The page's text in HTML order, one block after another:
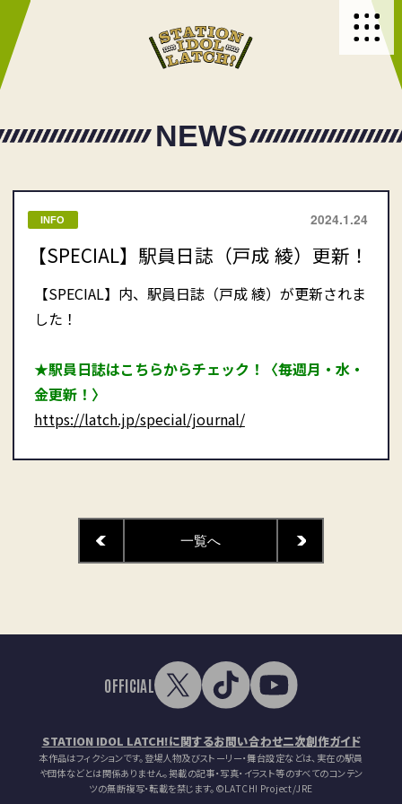
NEWS
INFO 2024.1.24
【SPECIAL】駅員日誌（戸成 綾）更新！
【SPECIAL】内、駅員日誌（戸成 綾）が更新されま
した！
★駅員日誌はこちらからチェック！〈毎週月・水・
金更新！〉
https://latch.jp/special/journal/
一覧へ
OFFICIAL
STATION IDOL LATCH!に関するお問い合わせ二次創作ガイド
本作品はフィクションです。登場人物及びストーリー・舞台設定などは、実在の駅員
や団体などとは関係ありません。掲載の記事・写真・イラスト等のすべてのコンテン
ツの無断複写・転載を禁じます。 ©LATCH! Project/JRE